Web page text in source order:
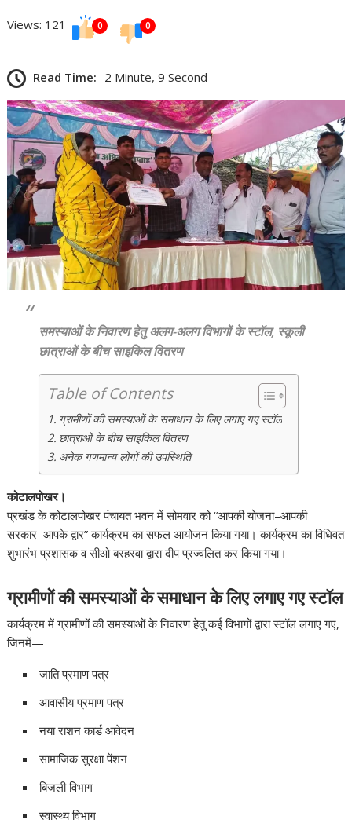
Views: 121 0 0
Read Time: 2 Minute, 9 Second
समस्याओं के निवारण हेतु अलग-अलग विभागों के स्टॉल, स्कूली
छात्राओं के बीच साइकिल वितरण
Table of Contents
ग्रामीणों की समस्याओं के समाधान के लिए लगाए गए स्टॉल
छात्राओं के बीच साइकिल वितरण
अनेक गणमान्य लोगों की उपस्थिति
कोटालपोखर।
प्रखंड के कोटालपोखर पंचायत भवन में सोमवार को “आपकी योजना–आपकी
सरकार–आपके द्वार” कार्यक्रम का सफल आयोजन किया गया। कार्यक्रम का विधिवत
शुभारंभ प्रशासक व सीओ बरहरवा द्वारा दीप प्रज्वलित कर किया गया।
ग्रामीणों की समस्याओं के समाधान के लिए लगाए गए स्टॉल
कार्यक्रम में ग्रामीणों की समस्याओं के निवारण हेतु कई विभागों द्वारा स्टॉल लगाए गए,
जिनमें—
जाति प्रमाण पत्र
आवासीय प्रमाण पत्र
नया राशन कार्ड आवेदन
सामाजिक सुरक्षा पेंशन
बिजली विभाग
स्वास्थ्य विभाग